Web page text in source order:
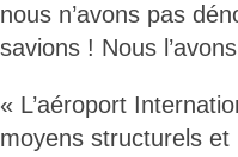
nous n’avons pas
savions ! Nous
« L’aéroport
moyens structurels et